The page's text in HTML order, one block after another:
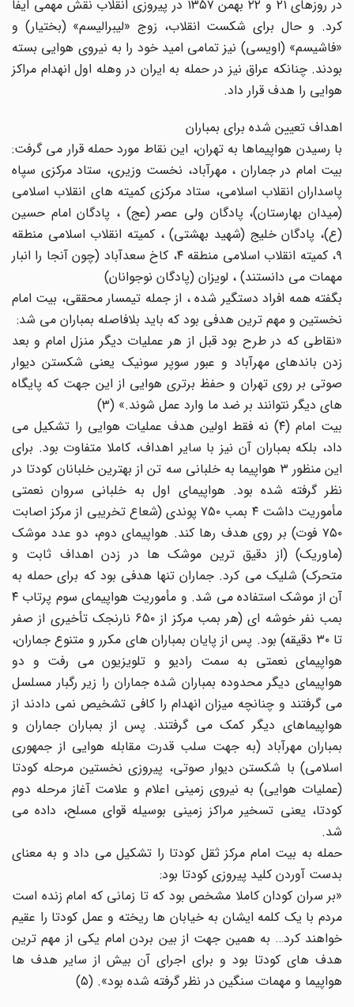
در روزهای ۲۱ و ۲۲ بهمن ۱۳۵۷ در پیروزی انقلاب نقش مهمی ایفا
کرد. و حال برای شکست انقلاب، زوج «لیبرالیسم» (بختیار) و
«فاشیسم» (اویسی) نیز تمامی امید خود را به نیروی هوایی بسته
بودند. چنانکه عراق نیز در حمله به ایران در وهله اول انهدام مراکز
هوایی را هدف قرار داد.
اهداف تعیین شده برای بمباران
با رسیدن هواپیماها به تهران، این نقاط مورد حمله قرار می گرفت:
بیت امام در جماران ، مهرآباد، نخست وزیری، ستاد مرکزی سپاه
پاسداران انقلاب اسلامی، ستاد مرکزی کمیته های انقلاب اسلامی
(میدان بهارستان)، پادگان ولی عصر (عج) ، پادگان امام حسین
(ع)، پادگان خلیج (شهید بهشتی) ، کمیته انقلاب اسلامی منطقه
۹، کمیته انقلاب اسلامی منطقه ۴، کاخ سعدآباد (چون آنجا را انبار
مهمات می دانستند) ، لویزان (پادگان نوجوانان)
بگفته همه افراد دستگیر شده ، از جمله تیمسار محققی، بیت امام
نخستین و مهم ترین هدفی بود که باید بلافاصله بمباران می شد:
«نقاطی که در طرح بود قبل از هر عملیات دیگر منزل امام و بعد
زدن باندهای مهرآباد و عبور سوپر سونیک یعنی شکستن دیوار
صوتی بر روی تهران و حفظ برتری هوایی از این جهت که پایگاه
های دیگر نتوانند بر ضد ما وارد عمل شوند.» (۳)
بیت امام (۴) نه فقط اولین هدف عملیات هوایی را تشکیل می
داد، بلکه بمباران آن نیز با سایر اهداف، کاملا متفاوت بود. برای
این منظور ۳ هواپیما به خلبانی سه تن از بهترین خلبانان کودتا در
نظر گرفته شده بود. هواپیمای اول به خلبانی سروان نعمتی
مأموریت داشت ۴ بمب ۷۵۰ پوندی (شعاع تخریبی از مرکز اصابت
۷۵۰ فوت) بر روی هدف رها کند. هواپیمای دوم، دو عدد موشک
(ماوریک) (از دقیق ترین موشک ها در زدن اهداف ثابت و
متحرک) شلیک می کرد. جماران تنها هدفی بود که برای حمله به
آن از موشک استفاده می شد. و مأموریت هواپیمای سوم پرتاب ۴
بمب نفر خوشه ای (هر بمب مرکز از ۶۵۰ نارنجک تأخیری از صفر
تا ۳۰ دقیقه) بود. پس از پایان بمباران های مکرر و متنوع جماران،
هواپیمای نعمتی به سمت رادیو و تلویزیون می رفت و دو
هواپیمای دیگر محدوده بمباران شده جماران را زیر رگبار مسلسل
می گرفتند و چنانچه میزان انهدام را کافی تشخیص نمی دادند از
هواپیماهای دیگر کمک می گرفتند. پس از بمباران جماران و
بمباران مهرآباد (به جهت سلب قدرت مقابله هوایی از جمهوری
اسلامی) با شکستن دیوار صوتی، پیروزی نخستین مرحله کودتا
(عملیات هوایی) به نیروی زمینی اعلام و علامت آغاز مرحله دوم
کودتا، یعنی تسخیر مراکز زمینی بوسیله قوای مسلح، داده می
شد.
حمله به بیت امام مرکز ثقل کودتا را تشکیل می داد و به معنای
بدست آوردن کلید پیروزی کودتا بود:
«بر سران کودان کاملا مشخص بود که تا زمانی که امام زنده است
مردم با یک کلمه ایشان به خیابان ها ریخته و عمل کودتا را عقیم
خواهند کرد… به همین جهت از بین بردن امام یکی از مهم ترین
هدف های کودتا بود و برای اجرای آن بیش از سایر هدف ها
هواپیما و مهمات سنگین در نظر گرفته شده بود». (۵)